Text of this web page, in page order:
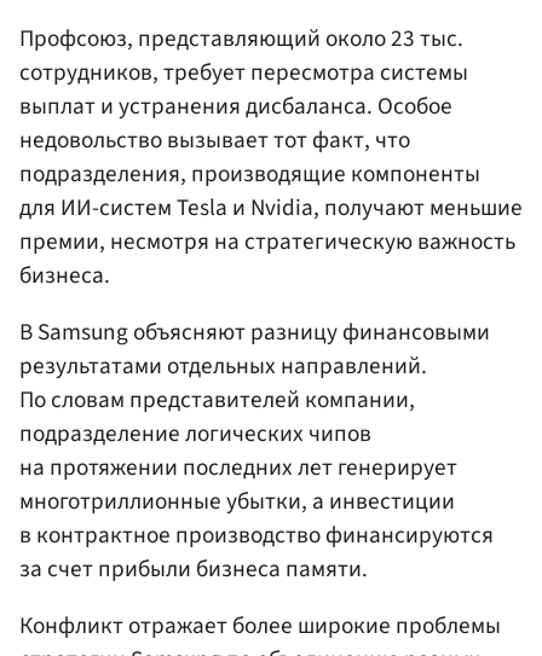
Профсоюз, представляющий около 23 тыс.
сотрудников, требует пересмотра системы
выплат и устранения дисбаланса. Особое
недовольство вызывает тот факт, что
подразделения, производящие компоненты
для ИИ-систем Tesla и Nvidia, получают меньшие
премии, несмотря на стратегическую важность
бизнеса.
В Samsung объясняют разницу финансовыми
результатами отдельных направлений.
По словам представителей компании,
подразделение логических чипов
на протяжении последних лет генерирует
многотриллионные убытки, а инвестиции
в контрактное производство финансируются
за счет прибыли бизнеса памяти.
Конфликт отражает более широкие проблемы